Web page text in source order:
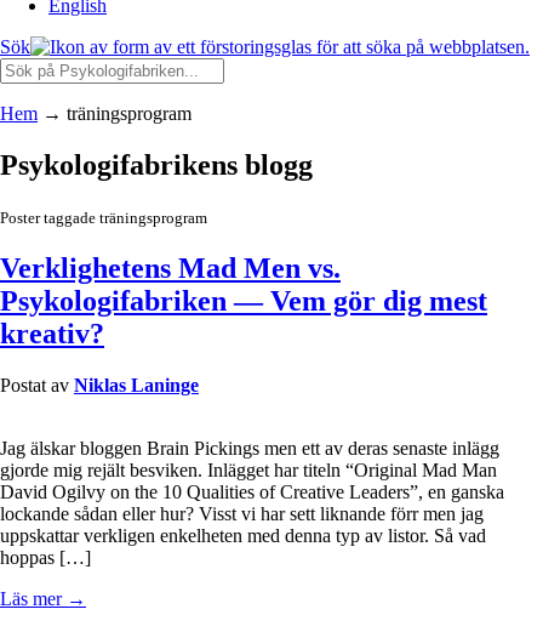
English
Sök
Hem → träningsprogram
Psykologifabrikens blogg
Poster taggade träningsprogram
Verklighetens Mad Men vs.
Psykologifabriken — Vem gör dig mest
kreativ?
Postat av Niklas Laninge
Jag älskar bloggen Brain Pickings men ett av deras senaste inlägg
gjorde mig rejält besviken. Inlägget har titeln “Original Mad Man
David Ogilvy on the 10 Qualities of Creative Leaders”, en ganska
lockande sådan eller hur? Visst vi har sett liknande förr men jag
uppskattar verkligen enkelheten med denna typ av listor. Så vad
hoppas […]
Läs mer →